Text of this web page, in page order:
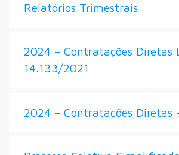
Relatórios Trimestrais
2024 – Contratações Diretas
14.133/2021
2024 – Contratações Diretas